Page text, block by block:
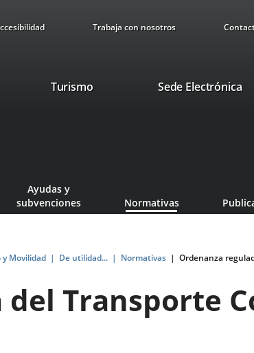
Trabaja con nosotros
TurismoEste
Sede Electrónica
Ayudas y
subvenciones
Normativas
Movilidad De utilidad... Normativas Ordenanza
Transporte